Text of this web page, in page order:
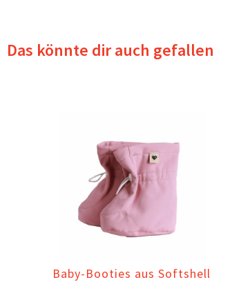
Das könnte dir auch gefallen
Baby-Booties aus Softshell